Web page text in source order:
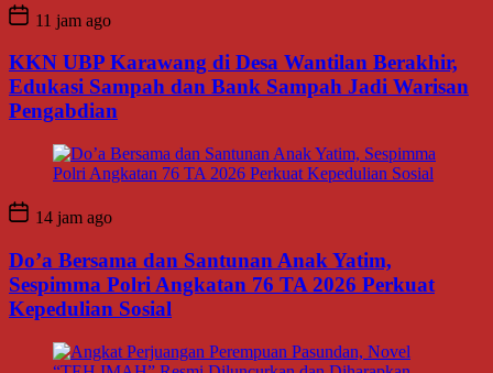
11 jam ago
KKN UBP Karawang di Desa Wantilan Berakhir,
Edukasi Sampah dan Bank Sampah Jadi Warisan
Pengabdian
14 jam ago
Do’a Bersama dan Santunan Anak Yatim,
Sespimma Polri Angkatan 76 TA 2026 Perkuat
Kepedulian Sosial